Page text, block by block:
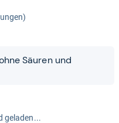
Säu­ren und
geladen...